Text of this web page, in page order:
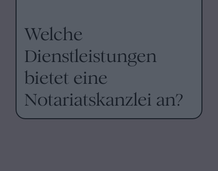
Welche
Dienstleistungen
bietet eine
Notariatskanzlei an?